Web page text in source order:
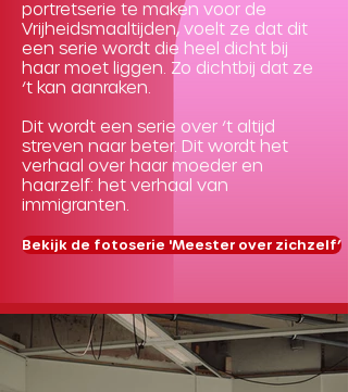
portretserie te maken voor de
Vrijheidsmaaltijden, voelt ze dat dit
een serie wordt die heel dicht bij
haar moet liggen. Zo dichtbij dat ze
‘t kan aanraken.
Dit wordt een serie over ‘t altijd
streven naar beter. Dit wordt het
verhaal over haar moeder en
haarzelf: het verhaal van
immigranten.
Bekijk de fotoserie 'Meester over zichzelf’